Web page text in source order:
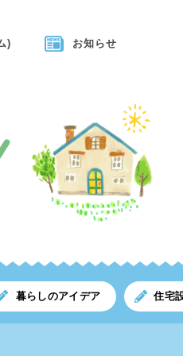
) お知らせ
暮らしのアイデア 住宅